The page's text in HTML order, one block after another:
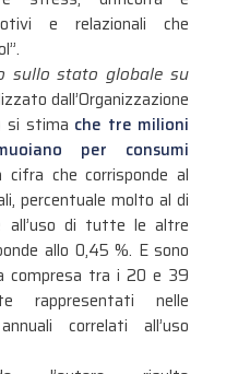
e relazionali che
sullo stato globale su
dall’Organizzazione
si stima che tre milioni
per consumi
cifra che corrisponde al
percentuale molto al di
all’uso di tutte le altre
allo 0,45 %. E sono
compresa tra i 20 e 39
rappresentati nelle
correlati all’uso